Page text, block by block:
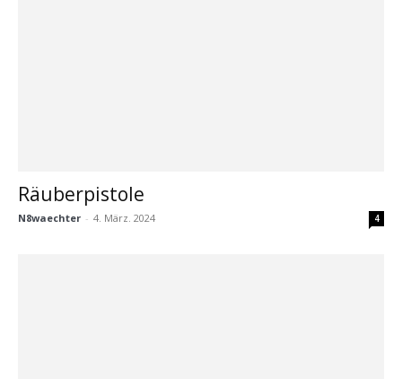
Räuberpistole
N8waechter - 4. März. 2024 4